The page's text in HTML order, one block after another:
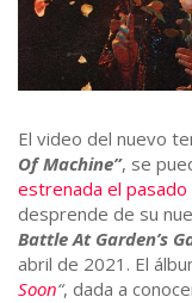
El video del nuevo
Of Machine”, se
estrenada el pasado
desprende de su
Battle At Garden’s
abril de 2021. El
Soon“, dada a